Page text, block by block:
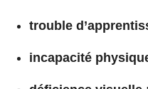
trouble
incapacité